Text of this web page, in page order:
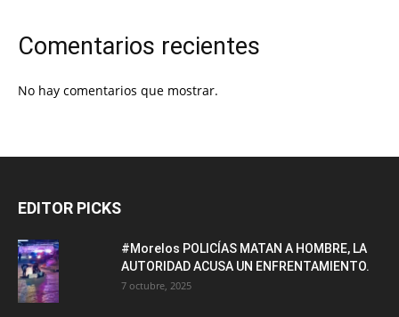
Comentarios recientes
No hay comentarios que mostrar.
EDITOR PICKS
#Morelos POLICÍAS MATAN A HOMBRE, LA
AUTORIDAD ACUSA UN ENFRENTAMIENTO.
7 octubre, 2025